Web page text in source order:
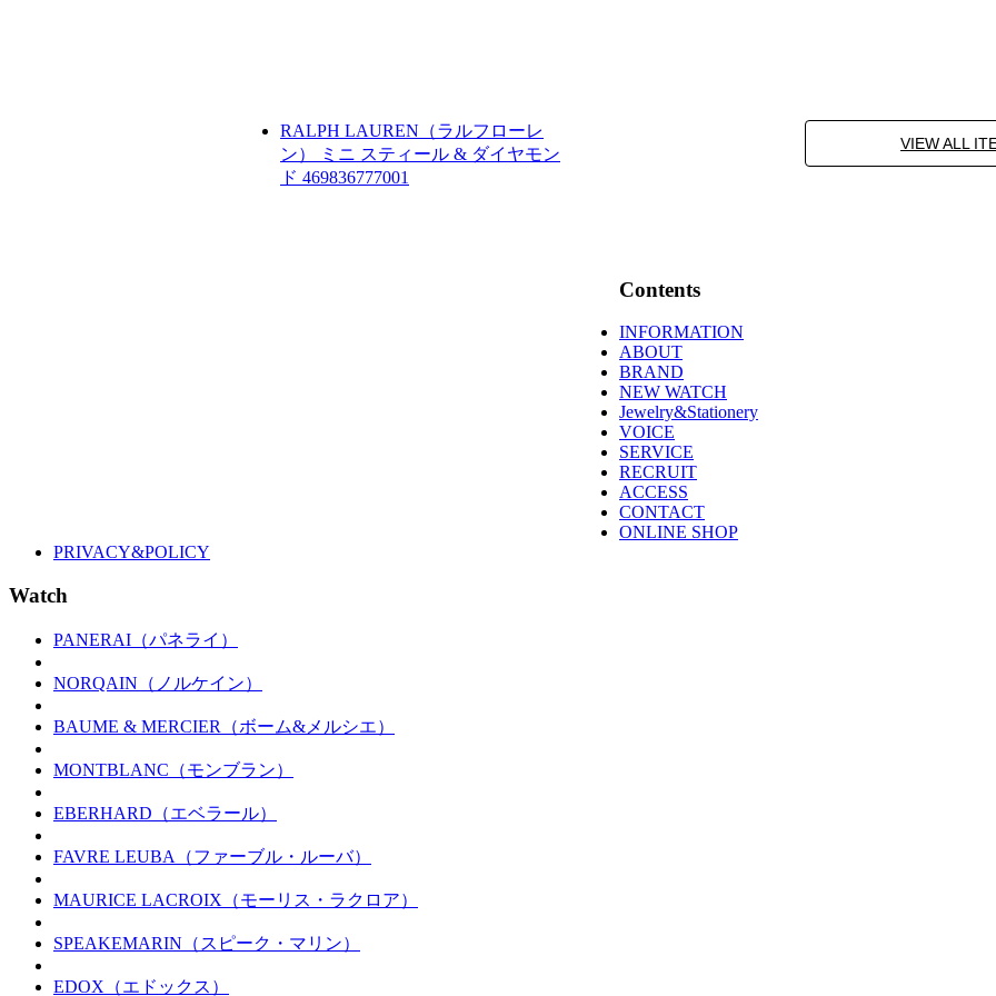
RALPH LAUREN（ラルフローレ
ン）
ミニ スティール & ダイヤモン
ド 469836777001
VIEW ALL
Contents
INFORMATION
ABOUT
BRAND
NEW WATCH
Jewelry&Stationery
VOICE
SERVICE
RECRUIT
ACCESS
CONTACT
ONLINE SHOP
PRIVACY&POLICY
Watch
PANERAI（パネライ）
NORQAIN（ノルケイン）
BAUME & MERCIER（ボーム&メルシエ）
MONTBLANC（モンブラン）
EBERHARD（エベラール）
FAVRE LEUBA（ファーブル・ルーバ）
MAURICE LACROIX（モーリス・ラクロア）
SPEAKEMARIN（スピーク・マリン）
EDOX（エドックス）